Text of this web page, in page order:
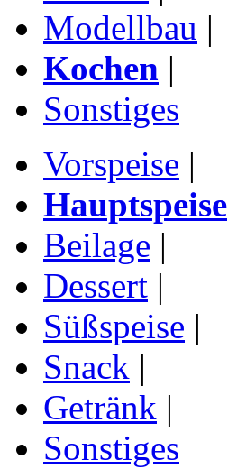
Modellbau |
Kochen |
Sonstiges
Vorspeise |
Hauptspeise
Beilage |
Dessert |
Süßspeise |
Snack |
Getränk |
Sonstiges